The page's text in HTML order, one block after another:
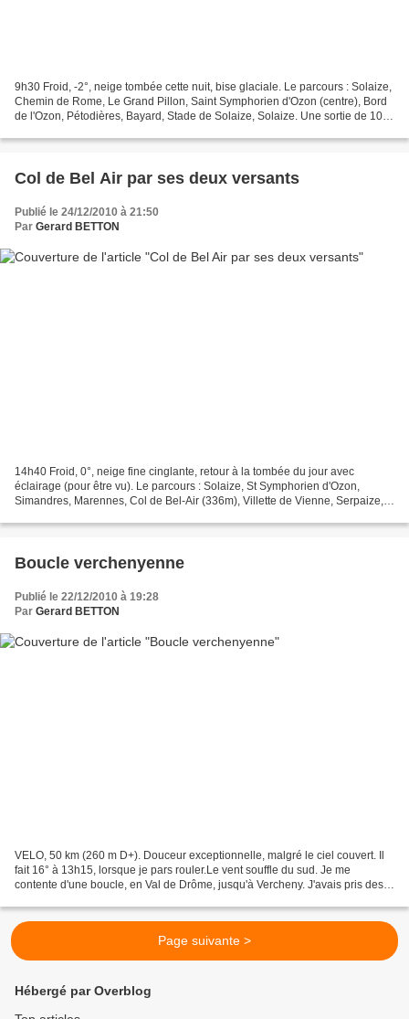
9h30 Froid, -2°, neige tombée cette nuit, bise glaciale. Le parcours : Solaize,
Chemin de Rome, Le Grand Pillon, Saint Symphorien d'Ozon (centre), Bord
de l'Ozon, Pétodières, Bayard, Stade de Solaize, Solaize. Une sortie de 10
Col de Bel Air par ses deux versants
Publié le 24/12/2010 à 21:50
Par Gerard BETTON
14h40 Froid, 0°, neige fine cinglante, retour à la tombée du jour avec
éclairage (pour être vu). Le parcours : Solaize, St Symphorien d'Ozon,
Simandres, Marennes, Col de Bel-Air (336m), Villette de Vienne, Serpaize,
Boucle verchenyenne
Publié le 22/12/2010 à 19:28
Par Gerard BETTON
VELO, 50 km (260 m D+). Douceur exceptionnelle, malgré le ciel couvert. Il
fait 16° à 13h15, lorsque je pars rouler.Le vent souffle du sud. Je me
contente d'une boucle, en Val de Drôme, jusqu'à Vercheny. J'avais pris des
Page suivante >
Hébergé par Overblog